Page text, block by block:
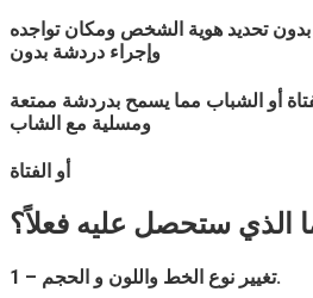
بدون تحديد هوية الشخص ومكان تواجده
وإجراء دردشة بدون
أو الشباب مما يسمح بدردشة ممتعة
ومسلية مع الشاب
أو الفتاة
الذي ستحصل عليه فعلاً؟
1 – تغيير نوع الخط واللون و الحجم.